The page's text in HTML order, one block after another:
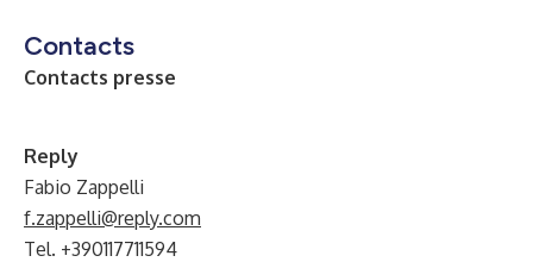
Contacts
Contacts presse
Reply
Fabio Zappelli
f.zappelli@reply.com
Tel. +390117711594